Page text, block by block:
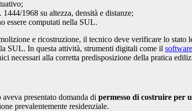
1968 su altezza, densità e distanze;
essere computati nella SUL.
e ricostruzione, il tecnico deve verificare lo
SUL. In questa attività, strumenti digitali come il
necessari alla corretta predisposizione della pratica
presentato domanda di permesso di costruire per
prevalentemente residenziale.